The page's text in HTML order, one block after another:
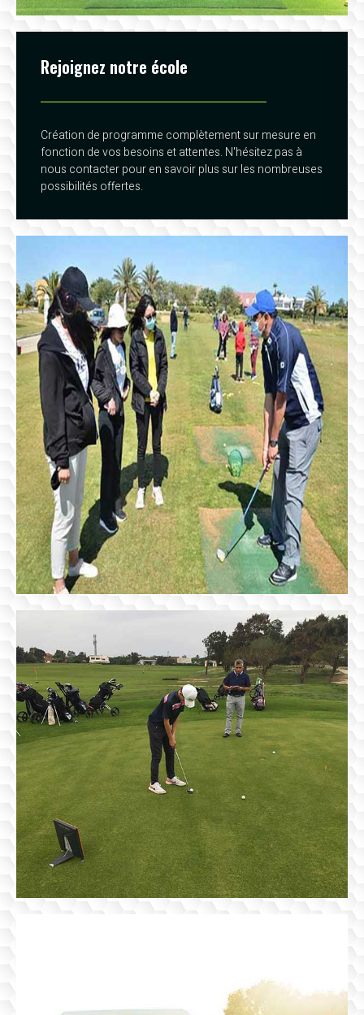
Rejoignez notre école
Création de programme complètement sur mesure en
fonction de vos besoins et attentes. N'hésitez pas à
nous contacter pour en savoir plus sur les nombreuses
possibilités offertes.